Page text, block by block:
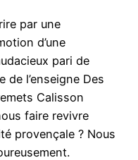
par une
d’une
pari de
de l’enseigne Des
Calisson
faire revivre
provençale ? Nous